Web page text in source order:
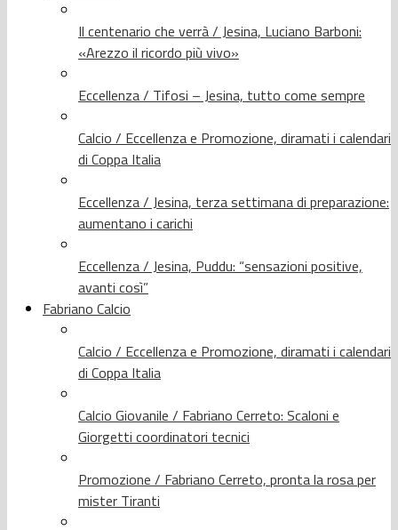
Il centenario che verrà / Jesina, Luciano Barboni:
«Arezzo il ricordo più vivo»
Eccellenza / Tifosi – Jesina, tutto come sempre
Calcio / Eccellenza e Promozione, diramati i calendari
di Coppa Italia
Eccellenza / Jesina, terza settimana di preparazione:
aumentano i carichi
Eccellenza / Jesina, Puddu: “sensazioni positive,
avanti così”
Fabriano Calcio
Calcio / Eccellenza e Promozione, diramati i calendari
di Coppa Italia
Calcio Giovanile / Fabriano Cerreto: Scaloni e
Giorgetti coordinatori tecnici
Promozione / Fabriano Cerreto, pronta la rosa per
mister Tiranti